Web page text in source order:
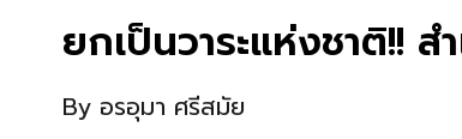
ยกเป็นวาระแห่งชาติ!!
By อรอุมา ศรีสมัย